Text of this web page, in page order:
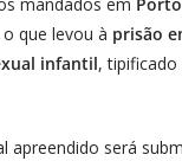
o que levou à prisão
infantil,
apreendido será